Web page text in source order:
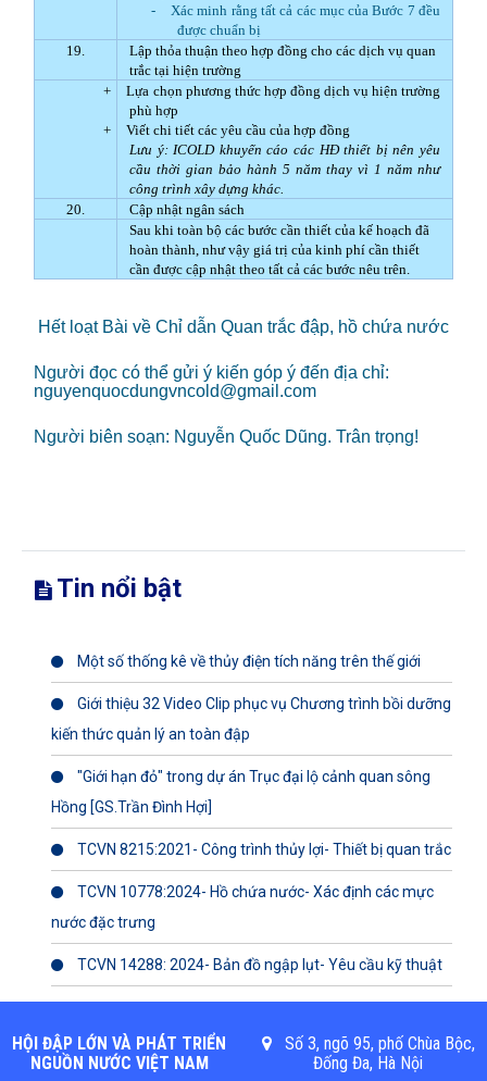
-
Xác minh rằng tất cả các mục của Bước 7 đều
được chuẩn bị
19.
Lập thỏa thuận theo hợp đồng cho các dịch vụ quan
trắc tại hiện trường
+
Lựa chọn phương thức hợp đồng dịch vụ hiện trường
phù hợp
+
Viết chi tiết các yêu cầu của hợp đồng
Lưu ý: ICOLD khuyến cáo các HĐ thiết bị nên yêu
cầu thời gian bảo hành 5 năm thay vì 1 năm như
công trình xây dựng khác.
20.
Cập nhật ngân sách
Sau khi toàn bộ các bước cần thiết của kế hoạch đã
hoàn thành, như vậy giá trị của kinh phí cần thiết
cần được cập nhật theo tất cả các bước nêu trên.
Hết loạt Bài về Chỉ dẫn Quan trắc đập, hồ chứa nước
Người đọc có thể gửi ý kiến góp ý đến địa chỉ:
nguyenquocdungvncold@gmail.com
Người biên soạn: Nguyễn Quốc Dũng. Trân trọng!
Tin nổi bật
Một số thống kê về thủy điện tích năng trên thế giới
Giới thiệu 32 Video Clip phục vụ Chương trình bồi dưỡng
kiến thức quản lý an toàn đập
"Giới hạn đỏ" trong dự án Trục đại lộ cảnh quan sông
Hồng [GS.Trần Đình Hợi]
TCVN 8215:2021- Công trình thủy lợi- Thiết bị quan trắc
TCVN 10778:2024- Hồ chứa nước- Xác định các mực
nước đặc trưng
TCVN 14288: 2024- Bản đồ ngập lụt- Yêu cầu kỹ thuật
HỘI ĐẬP LỚN VÀ PHÁT TRIỂN
NGUỒN NƯỚC VIỆT NAM
Số 3, ngõ 95, phố Chùa Bộc,
Đống Đa, Hà Nội